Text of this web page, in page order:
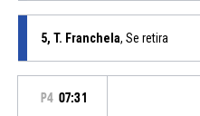
5, T. Franchela, Se retira
P4 07:31